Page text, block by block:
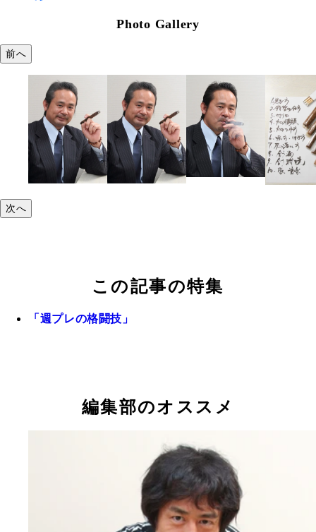
Photo Gallery
前へ
次へ
この記事の特集
「週プレの格闘技」
編集部のオススメ